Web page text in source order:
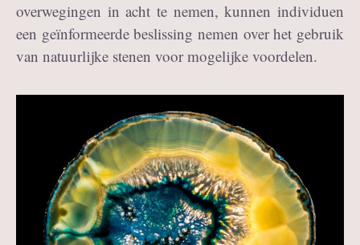
overwegingen in acht te nemen, kunnen individuen
een geïnformeerde beslissing nemen over het gebruik
van natuurlijke stenen voor mogelijke voordelen.